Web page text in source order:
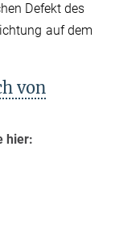
Defekt des
auf dem
von
hier: